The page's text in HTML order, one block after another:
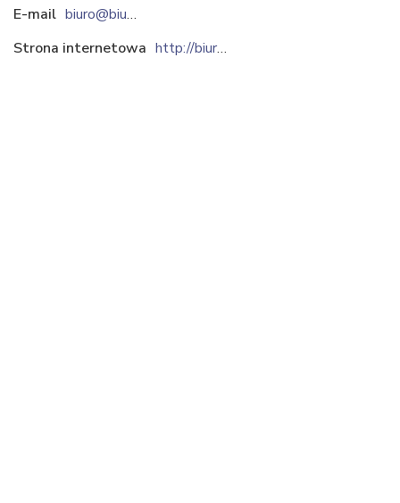
E-mail
biuro@biuromeb2.pl
Strona internetowa
http://biuromeb2.pl